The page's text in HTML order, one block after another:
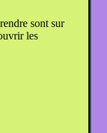
sont sur
les